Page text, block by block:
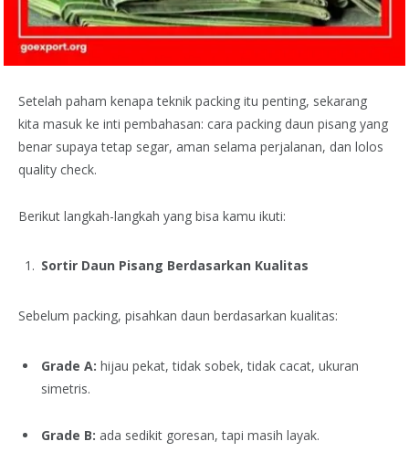
Setelah paham kenapa teknik packing itu penting, sekarang
kita masuk ke inti pembahasan: cara packing daun pisang yang
benar supaya tetap segar, aman selama perjalanan, dan lolos
quality check.
Berikut langkah-langkah yang bisa kamu ikuti:
Sortir Daun Pisang Berdasarkan Kualitas
Sebelum packing, pisahkan daun berdasarkan kualitas:
Grade A: hijau pekat, tidak sobek, tidak cacat, ukuran
simetris.
Grade B: ada sedikit goresan, tapi masih layak.